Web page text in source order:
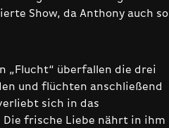
Show, da Anthony auch so
„Flucht“ überfallen die drei
und flüchten anschließend
sich in das
Die frische Liebe nährt in ihm